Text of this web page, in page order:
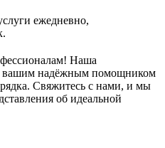
ежедневно,
Наша
вашим надёжным помощником
Свяжитесь с нами, и мы
об идеальной